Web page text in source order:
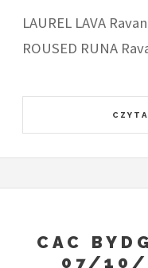
LAUREL LAVA
ROUSED RUNA
CAC
07/10/